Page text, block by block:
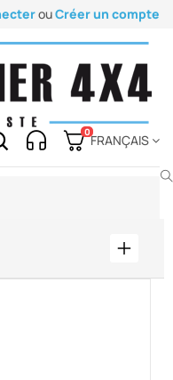
ouCréer un compte
0
FRANÇAIS